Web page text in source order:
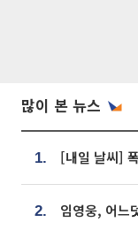
많이 본 뉴스
1.
2.